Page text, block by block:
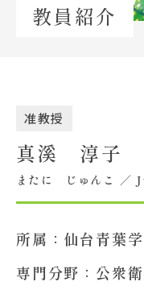
イベント一覧
教職員募集
大学概要
教員紹介
准教授
真溪 淳子
またに じゅんこ ／
所属： 仙台青葉
専門分野： 公衆